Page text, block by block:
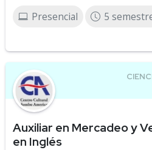
Presencial 5
Auxiliar en Mercadeo y
en Inglés